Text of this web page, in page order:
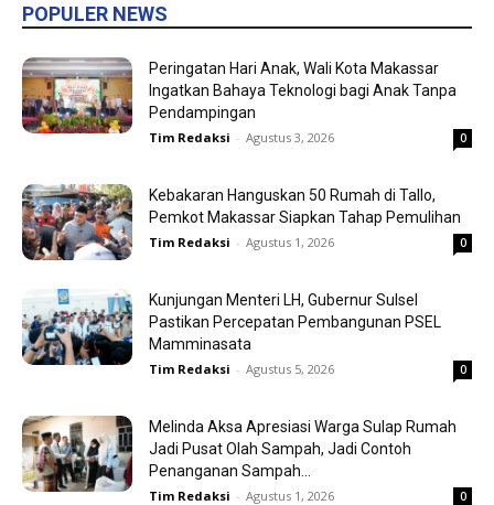
POPULER NEWS
Peringatan Hari Anak, Wali Kota Makassar
Ingatkan Bahaya Teknologi bagi Anak Tanpa
Pendampingan
Tim Redaksi - Agustus 3, 2026 0
Kebakaran Hanguskan 50 Rumah di Tallo,
Pemkot Makassar Siapkan Tahap Pemulihan
Tim Redaksi - Agustus 1, 2026 0
Kunjungan Menteri LH, Gubernur Sulsel
Pastikan Percepatan Pembangunan PSEL
Mamminasata
Tim Redaksi - Agustus 5, 2026 0
Melinda Aksa Apresiasi Warga Sulap Rumah
Jadi Pusat Olah Sampah, Jadi Contoh
Penanganan Sampah...
Tim Redaksi - Agustus 1, 2026 0